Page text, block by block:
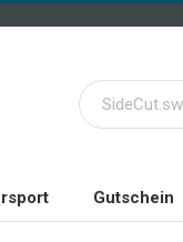
Gutschein